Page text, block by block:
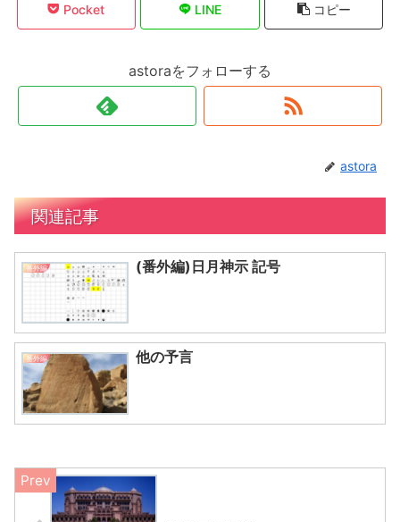
Pocket LINE コピー
astoraをフォローする
astora
関連記事
番外編 (番外編)日月神示 記号
番外編 他の予言